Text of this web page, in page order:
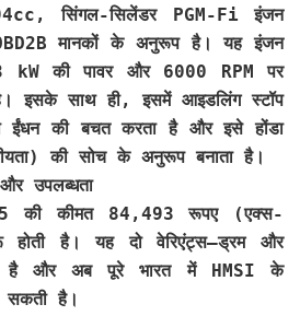
सिंगल-सिलेंडर PGM-Fi इंजन
मानकों के अनुरूप है। यह इंजन
kW की पावर और 6000 RPM पर
इसके साथ ही, इसमें आइडलिंग स्टॉप
ईंधन की बचत करता है और इसे होंडा
की सोच के अनुरूप बनाता है।
उपलब्धता
की कीमत 84,493 रूपए (एक्स-
है। यह दो वेरिएंट्स—ड्रम और
है और अब पूरे भारत में HMSI के
सकती है।